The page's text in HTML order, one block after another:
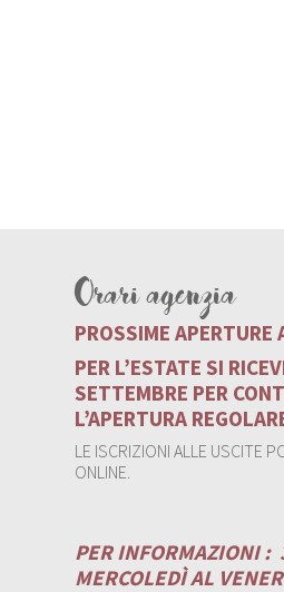
Orari agenzia
PROSSIME APERTURE
PER L’ESTATE SI
SETTEMBRE PER
L’APERTURA
LE ISCRIZIONI ALLE USCITE
ONLINE.
PER INFORMAZIONI :
MERCOLEDÌ AL